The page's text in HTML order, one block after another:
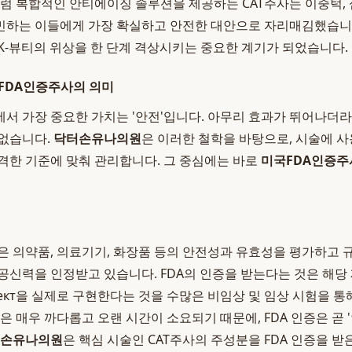
하는 이들에게 가장 확실하고 안전한 대안으로 자리매김했습
뷰티의 위상을 한 단계 격상시키는 중요한 계기가 되었습니다.
인증주사의 의미
서 가장 중요한 가치는 '안전'입니다. 아무리 효과가 뛰어나더
습니다. 닥터손유나의원은 이러한 철학을 바탕으로, 시술에
한 기준에 맞춰 관리합니다. 그 중심에는 바로 미국FDA인증주
의약품, 의료기기, 화장품 등의 안전성과 유효성을 평가하고
신력을 인정받고 있습니다. FDA의 인증을 받는다는 것은 해
을 실제로 구현한다는 것을 수많은 비임상 및 임상 시험을 통
매우 까다롭고 오랜 시간이 소요되기 때문에, FDA 인증은 곧
유나의원은 핵심 시술인 CAT주사의 주성분을 FDA 인증을 받